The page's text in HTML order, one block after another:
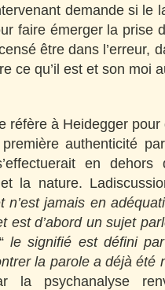
demande si le
faire émerger la prise
être dans l’erreur,
ce qu’il est et son moi
réfère à Heidegger
authenticité
en
la nature.
n’est jamais en
est d’abord un sujet
le signifié est défini
la parole a déjà été
la psychanalyse